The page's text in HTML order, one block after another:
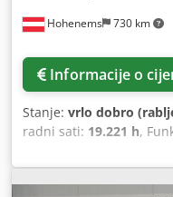
Hohenems 730 km
Informacije o
Stanje: vrlo dobro
radni sati: 19.221 h,